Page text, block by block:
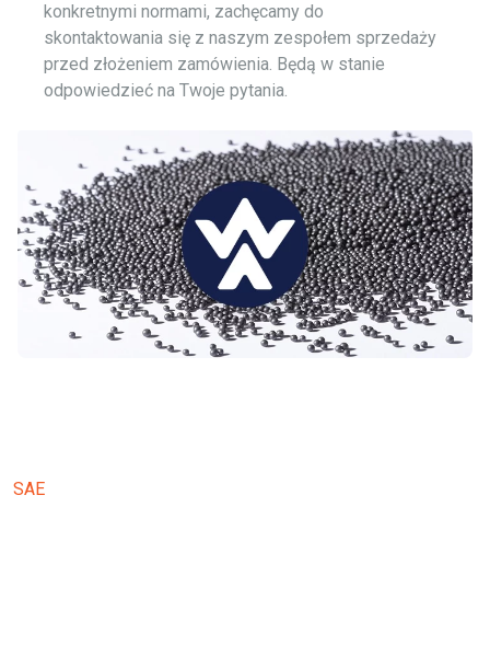
konkretnymi normami, zachęcamy do
skontaktowania się z naszym zespołem sprzedaży
przed złożeniem zamówienia. Będą w stanie
odpowiedzieć na Twoje pytania.
SAE